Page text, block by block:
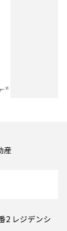
産
2 レジデンシ